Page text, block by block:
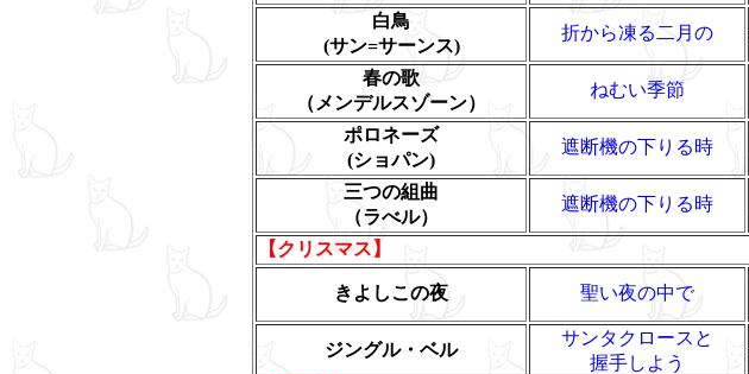
白鳥
(サン=サーンス)
折から凍る二月の
春の歌
（メンデルスゾーン）
ねむい季節
ポロネーズ
(ショパン)
遮断機の下りる時
三つの組曲
（ラべル）
遮断機の下りる時
【クリスマス】
きよしこの夜 聖い夜の中で
ジングル・ベル
サンタクロースと
握手しよう